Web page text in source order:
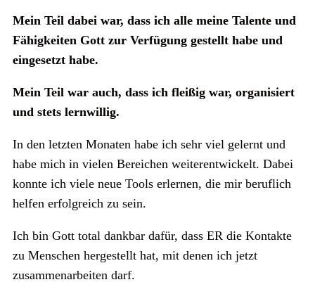
Mein Teil dabei war, dass ich alle meine Talente und
Fähigkeiten Gott zur Verfügung gestellt habe und
eingesetzt habe.
Mein Teil war auch, dass ich fleißig war, organisiert
und stets lernwillig.
In den letzten Monaten habe ich sehr viel gelernt und
habe mich in vielen Bereichen weiterentwickelt. Dabei
konnte ich viele neue Tools erlernen, die mir beruflich
helfen erfolgreich zu sein.
Ich bin Gott total dankbar dafür, dass ER die Kontakte
zu Menschen hergestellt hat, mit denen ich jetzt
zusammenarbeiten darf.